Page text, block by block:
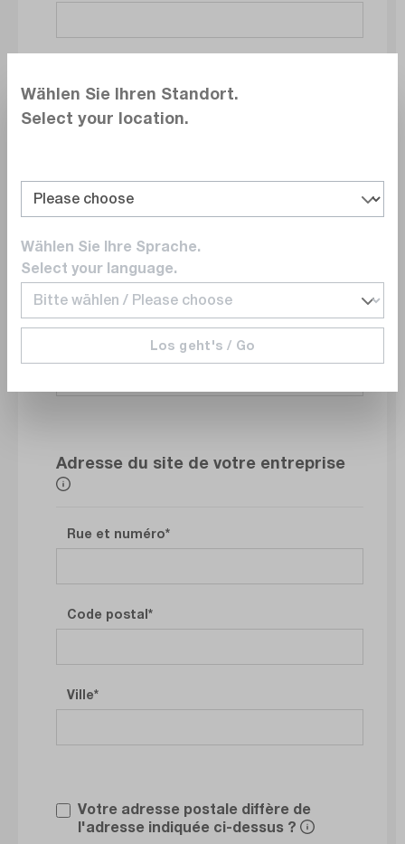
E-mail
Numéro de téléphone
Adresse du site de votre entreprise
Rue et numéro
Code postal
Ville
Votre adresse postale diffère de
l'adresse indiquée ci-dessus ?
Wählen Sie Ihren Standort.
Select your location.
Wählen Sie Ihre Sprache.
Select your language.
Los geht's / Go